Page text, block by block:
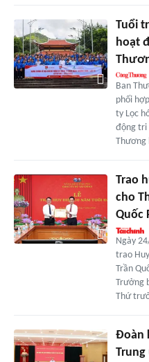
Tuổi
hoạt
Ban
phối
ty Lọc
động tri
Thương
Trao
cho
Quốc
Ngày
trao
Trần
Trưởng
Thứ
Đoàn